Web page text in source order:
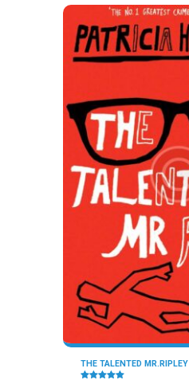
THE TALENTED MR.RIPLEY